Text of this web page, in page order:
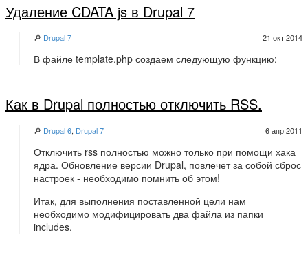
Удаление CDATA js в Drupal 7
🔎 Drupal 7 21 окт 2014
В файле template.php создаем следующую функцию:
Как в Drupal полностью отключить RSS.
🔎 Drupal 6, Drupal 7 6 апр 2011
Отключить rss полностью можно только при помощи хака
ядра. Обновление версии Drupal, повлечет за собой сброс
настроек - необходимо помнить об этом!
Итак, для выполнения поставленной цели нам
необходимо модифицировать два файла из папки
includes.